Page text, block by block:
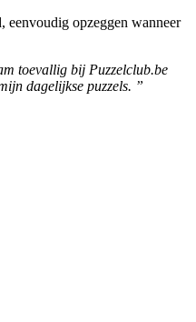
eenvoudig opzeggen wanneer
toevallig bij Puzzelclub.be
dagelijkse puzzels. ”